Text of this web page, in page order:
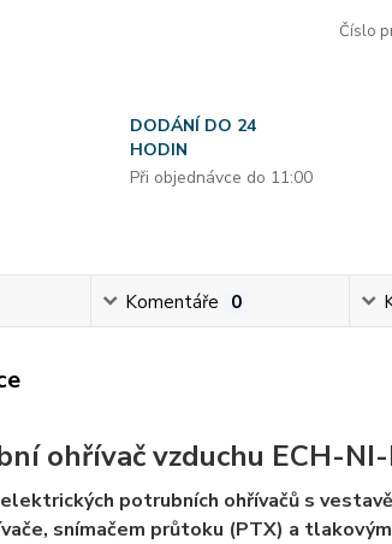
Číslo
DODÁNÍ DO 24
HODIN
Při objednávce do 11:00
Komentáře 0
ohřívač vzduchu ECH-
elektrických potrubních ohřívačů s
snímačem průtoku (PTX) a